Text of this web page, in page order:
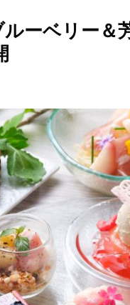
ーベリー＆